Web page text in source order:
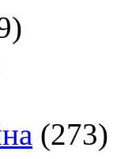
(273)